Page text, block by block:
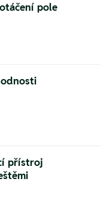
pole
přístroj